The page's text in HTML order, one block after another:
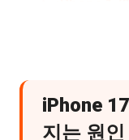
마지막 생각
iPhone
지는 원인